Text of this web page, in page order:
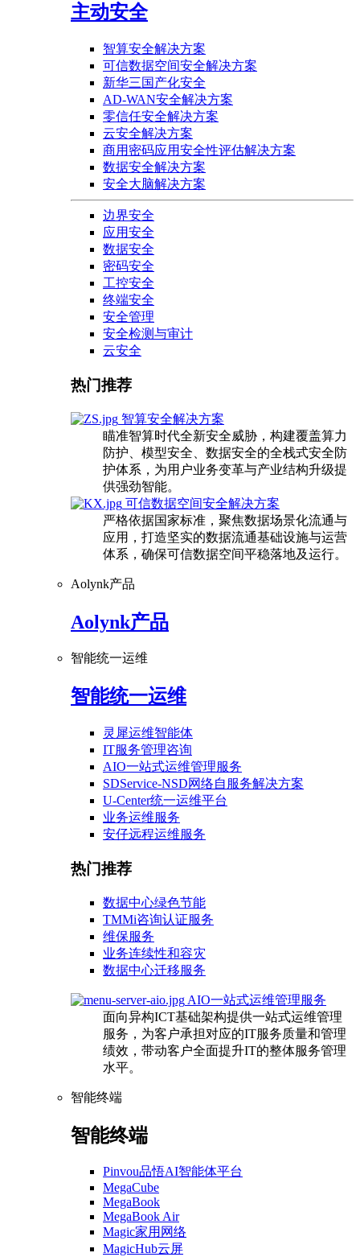
主动安全
智算安全解决方案
可信数据空间安全解决方案
新华三国产化安全
AD-WAN安全解决方案
零信任安全解决方案
云安全解决方案
商用密码应用安全性评估解决方案
数据安全解决方案
安全大脑解决方案
边界安全
应用安全
数据安全
密码安全
工控安全
终端安全
安全管理
安全检测与审计
云安全
热门推荐
智算安全解决方案
瞄准智算时代全新安全威胁，构建覆盖算力
防护、模型安全、数据安全的全栈式安全防
护体系，为用户业务变革与产业结构升级提
供强劲智能。
可信数据空间安全解决方案
严格依据国家标准，聚焦数据场景化流通与
应用，打造坚实的数据流通基础设施与运营
体系，确保可信数据空间平稳落地及运行。
Aolynk产品
Aolynk产品
智能统一运维
智能统一运维
灵犀运维智能体
IT服务管理咨询
AIO一站式运维管理服务
SDService-NSD网络自服务解决方案
U-Center统一运维平台
业务运维服务
安仔远程运维服务
热门推荐
数据中心绿色节能
TMMi咨询认证服务
维保服务
业务连续性和容灾
数据中心迁移服务
AIO一站式运维管理服务
面向异构ICT基础架构提供一站式运维管理
服务，为客户承担对应的IT服务质量和管理
绩效，带动客户全面提升IT的整体服务管理
水平。
智能终端
智能终端
Pinvou品悟AI智能体平台
MegaCube
MegaBook
MegaBook Air
Magic家用网络
MagicHub云屏